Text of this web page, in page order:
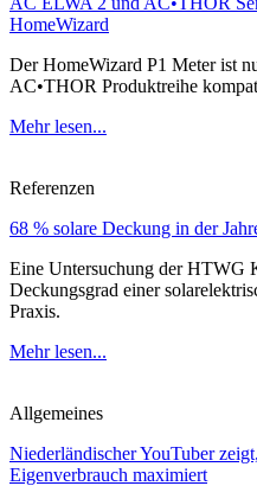
HomeWizard
Der HomeWizard P1 Meter ist
AC•THOR Produktreihe
Mehr lesen...
Referenzen
68 % solare Deckung in der
Eine Untersuchung der HTWG
Deckungsgrad einer
Praxis.
Mehr lesen...
Allgemeines
Niederländischer YouTuber
Eigenverbrauch maximiert